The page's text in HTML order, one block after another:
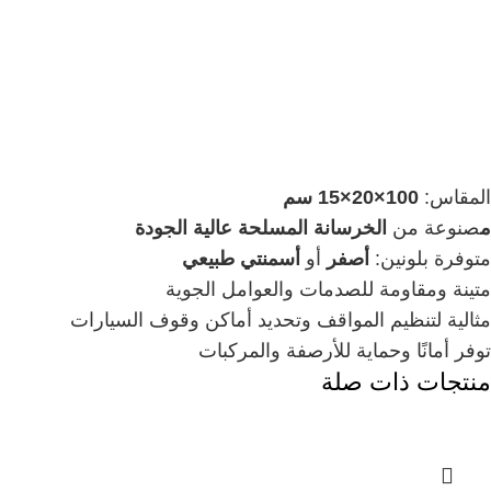
المقاس: 100×20×15 سم
مصنوعة من الخرسانة المسلحة عالية الجودة
متوفرة بلونين: أصفر أو أسمنتي طبيعي
متينة ومقاومة للصدمات والعوامل الجوية
مثالية لتنظيم المواقف وتحديد أماكن وقوف السيارات
توفر أمانًا وحماية للأرصفة والمركبات
منتجات ذات صلة